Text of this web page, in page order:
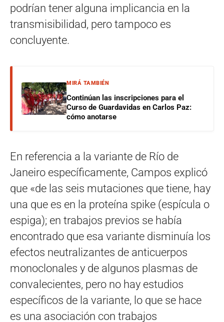
podrían tener alguna implicancia en la
transmisibilidad, pero tampoco es
concluyente.
MIRÁ TAMBIÉN
Continúan las inscripciones para el
Curso de Guardavidas en Carlos Paz:
cómo anotarse
En referencia a la variante de Río de
Janeiro específicamente, Campos explicó
que «de las seis mutaciones que tiene, hay
una que es en la proteína spike (espícula o
espiga); en trabajos previos se había
encontrado que esa variante disminuía los
efectos neutralizantes de anticuerpos
monoclonales y de algunos plasmas de
convalecientes, pero no hay estudios
específicos de la variante, lo que se hace
es una asociación con trabajos